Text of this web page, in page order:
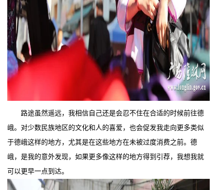
路途虽然遥远，我相信自己还是会忍不住在合适的时候前往德
峨。对少数民族地区的文化和人的喜爱，也会促发我走向更多类似
于德峨这样的地方，尤其是在这些地方在未被过度消费之前。德
峨，是我的意外发现，如果更多像这样的地方得到引荐，我想我就
可以更早一点到达。